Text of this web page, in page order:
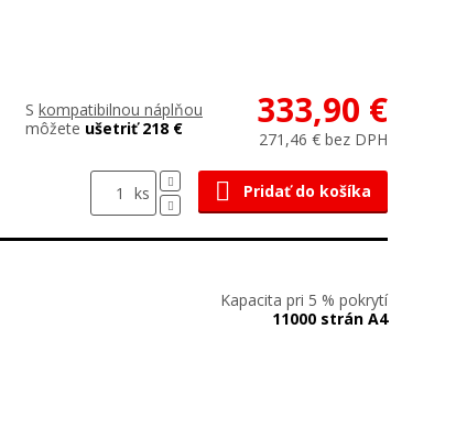
S kompatibilnou náplňou
môžete ušetriť 218 € 333,90 €
271,46 € bez DPH
ks Pridať do košíka
Kapacita pri 5 % pokrytí
11000 strán A4